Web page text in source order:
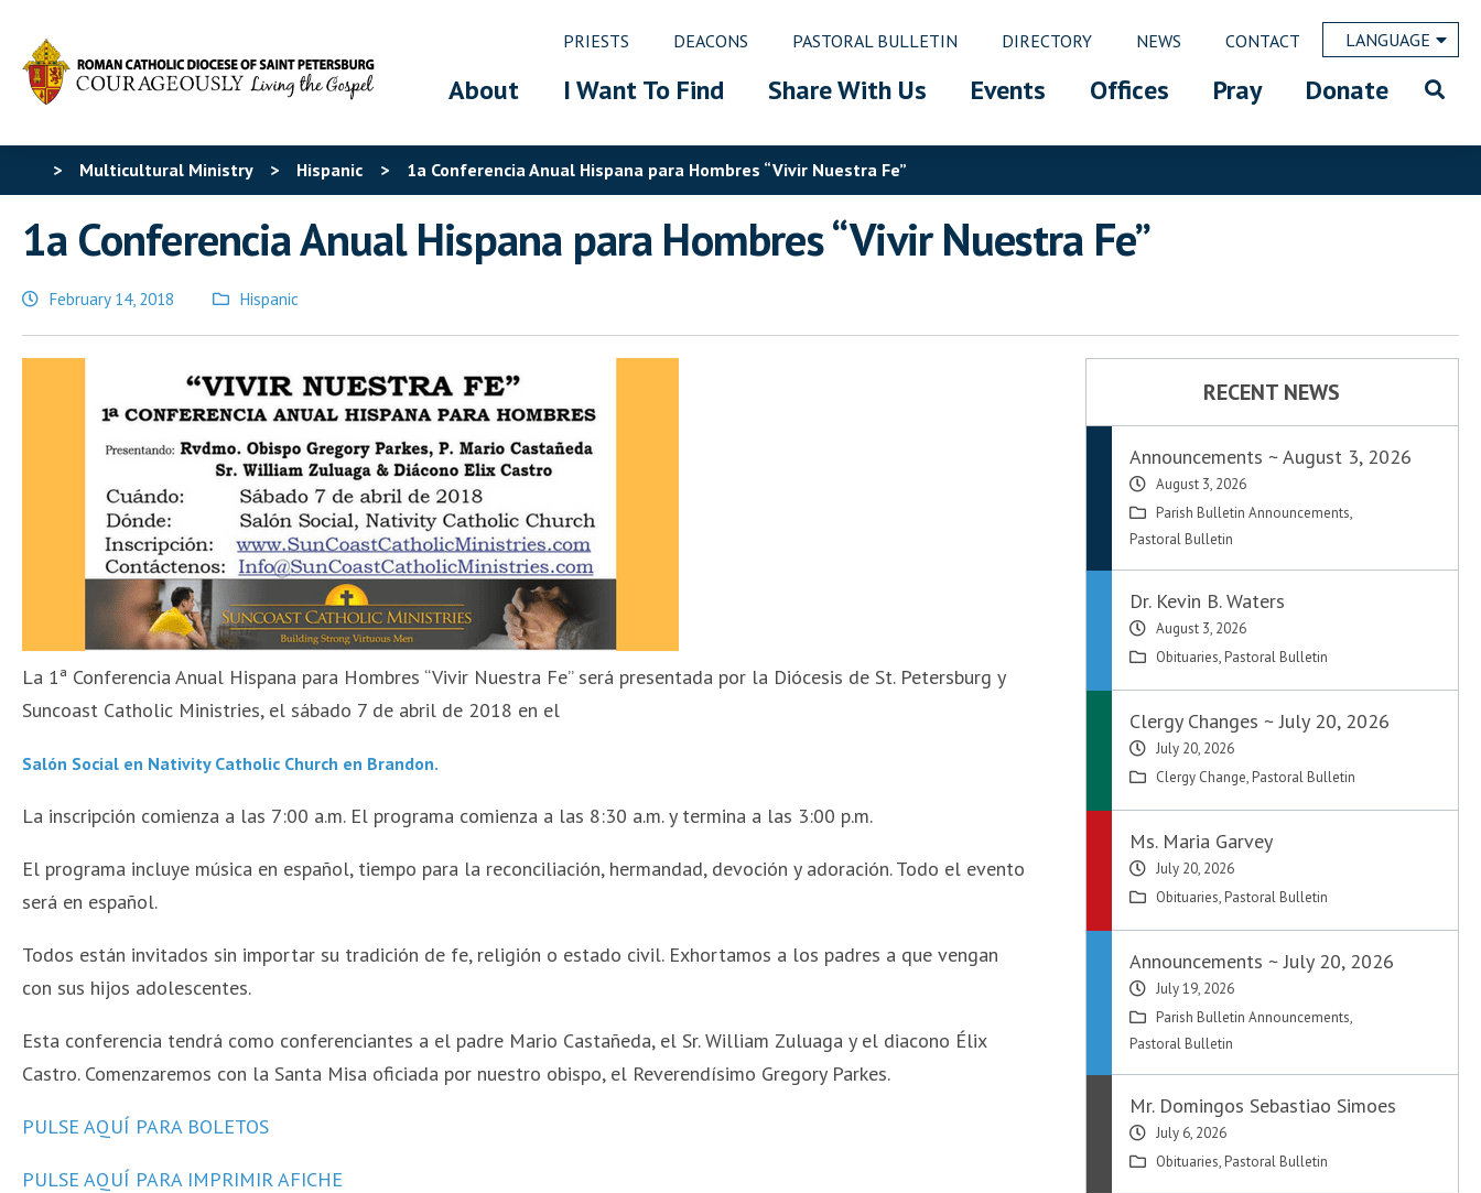
PRIESTS DEACONS PASTORAL BULLETIN DIRECTORY NEWS CONTACT LANGUAGE
About I Want To Find Share With Us Events Offices Pray Donate
> Multicultural Ministry > Hispanic > 1a Conferencia Anual Hispana para Hombres “Vivir Nuestra Fe”
1a Conferencia Anual Hispana para Hombres “Vivir Nuestra Fe”
February 14, 2018
Posted
in
Hispanic
La 1ª Conferencia Anual Hispana para Hombres “Vivir Nuestra Fe” será presentada por la Diócesis de St. Petersburg y
Suncoast Catholic Ministries, el sábado 7 de abril de 2018 en el
Salón Social en Nativity Catholic Church en Brandon.
La inscripción comienza a las 7:00 a.m. El programa comienza a las 8:30 a.m. y termina a las 3:00 p.m.
El programa incluye música en español, tiempo para la reconciliación, hermandad, devoción y adoración. Todo el evento
será en español.
Todos están invitados sin importar su tradición de fe, religión o estado civil. Exhortamos a los padres a que vengan
con sus hijos adolescentes.
Esta conferencia tendrá como conferenciantes a el padre Mario Castañeda, el Sr. William Zuluaga y el diacono Élix
Castro. Comenzaremos con la Santa Misa oficiada por nuestro obispo, el Reverendísimo Gregory Parkes.
PULSE AQUÍ PARA BOLETOS
PULSE AQUÍ PARA IMPRIMIR AFICHE
RECENT NEWS
Announcements ~ August 3, 2026
August 3, 2026
Parish Bulletin Announcements,
Pastoral Bulletin
Dr. Kevin B. Waters
August 3, 2026
Obituaries, Pastoral Bulletin
Clergy Changes ~ July 20, 2026
July 20, 2026
Clergy Change, Pastoral Bulletin
Ms. Maria Garvey
July 20, 2026
Obituaries, Pastoral Bulletin
Announcements ~ July 20, 2026
July 19, 2026
Parish Bulletin Announcements,
Pastoral Bulletin
Mr. Domingos Sebastiao Simoes
July 6, 2026
Obituaries, Pastoral Bulletin